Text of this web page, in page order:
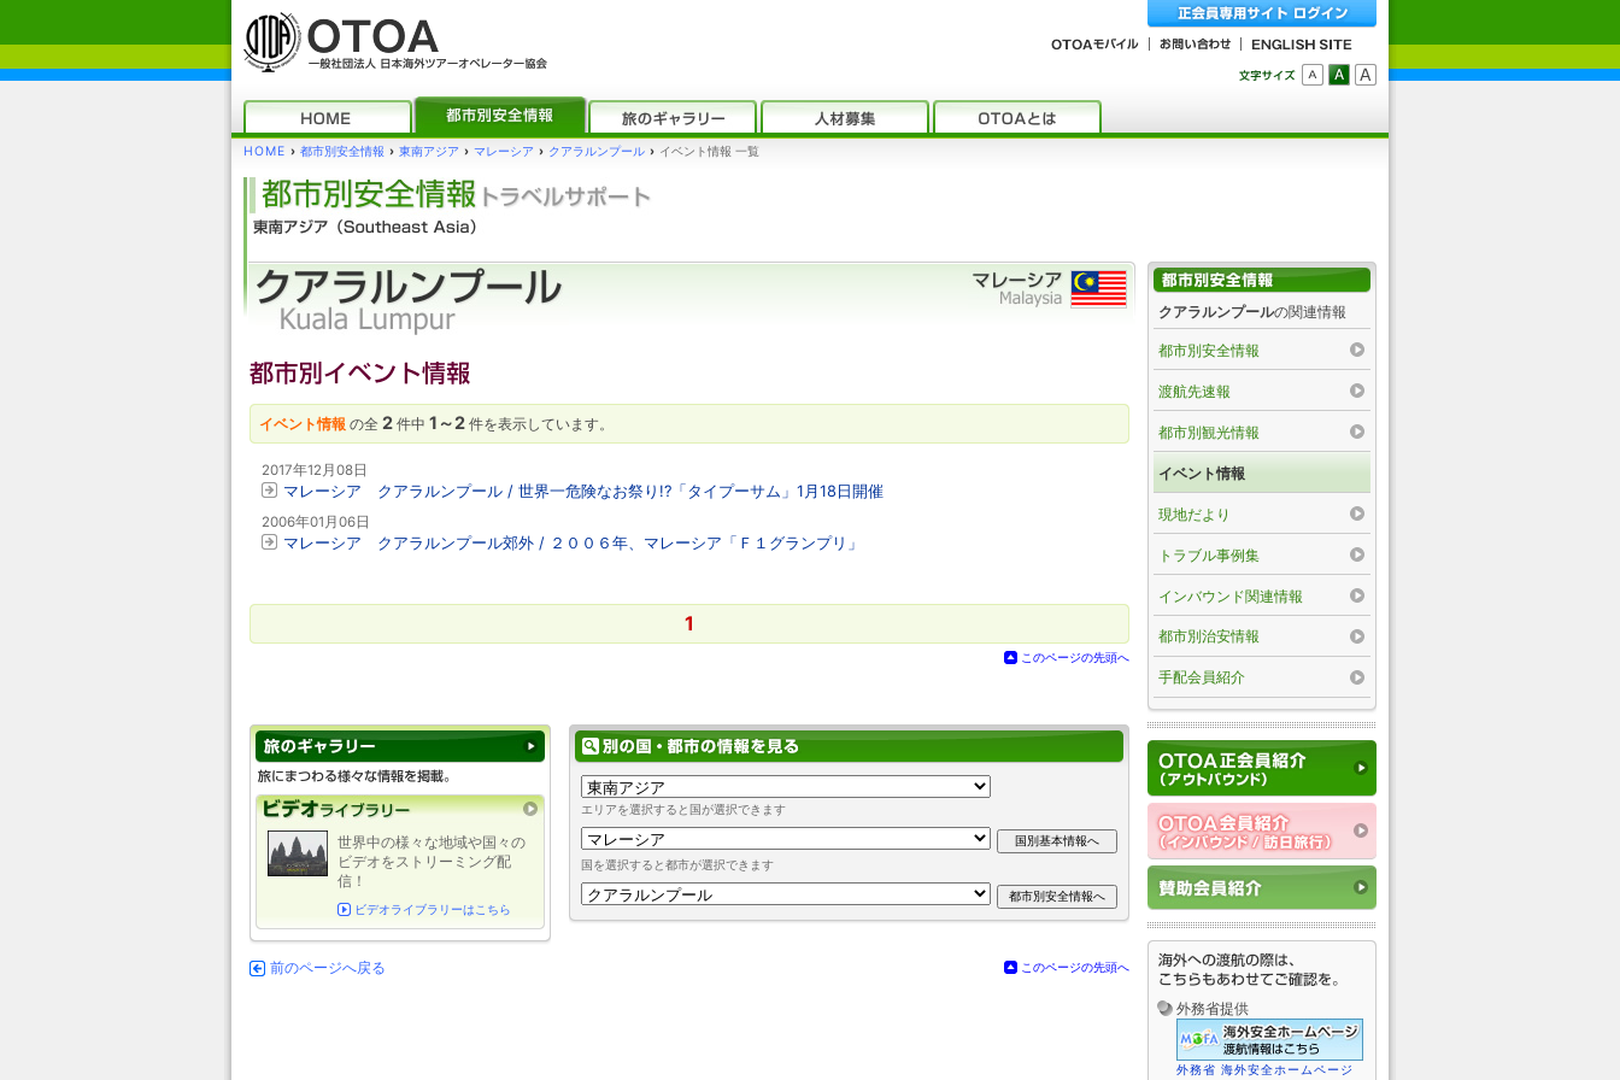
HOME › 都市別安全情報 › 東南アジア › マレーシア › クアラルンプール › イベント情報 一覧
イベント情報 の全 2 件中 1～2 件を表示しています。
2017年12月08日
マレーシア クアラルンプール / 世界一危険なお祭り!?「タイプーサム」1月18日開催
2006年01月06日
マレーシア クアラルンプール郊外 / ２００６年、マレーシア「Ｆ１グランプリ」
1
このページの先頭へ
エリアを選択すると国が選択できます
国を選択すると都市が選択できます
世界中の様々な地域や国々の
ビデオをストリーミング配
信！
ビデオライブラリーはこちら
前のページへ戻る このページの先頭へ
クアラルンプールの関連情報
都市別安全情報
渡航先速報
都市別観光情報
イベント情報
現地だより
トラブル事例集
インバウンド関連情報
都市別治安情報
手配会員紹介
外務省提供
外務省 海外安全ホームページ